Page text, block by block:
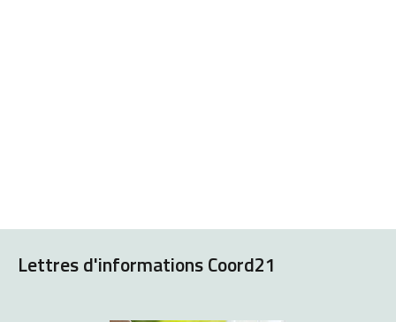
Lettres d'informations Coord21